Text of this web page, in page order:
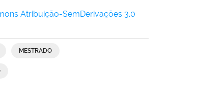
Atribuição-SemDerivações 3.0
MESTRADO